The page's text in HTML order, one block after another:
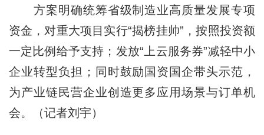
方案明确统筹省级制造业高质量发展专项
资金，对重大项目实行“揭榜挂帅”，按照投资额
一定比例给予支持；发放“上云服务券”减轻中小
企业转型负担；同时鼓励国资国企带头示范，
为产业链民营企业创造更多应用场景与订单机
会。（记者刘宇）